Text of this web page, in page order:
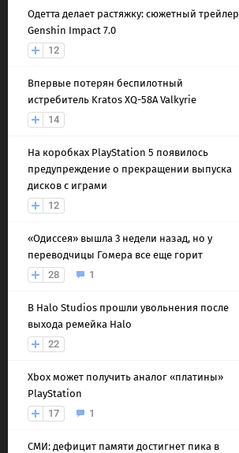
Одетта делает растяжку: сюжетный трейлер
Genshin Impact 7.0
12
Впервые потерян беспилотный
истребитель Kratos XQ-58A Valkyrie
14
На коробках PlayStation 5 появилось
предупреждение о прекращении выпуска
дисков с играми
12
«Одиссея» вышла 3 недели назад, но у
переводчицы Гомера все еще горит
28
1
В Halo Studios прошли увольнения после
выхода ремейка Halo
22
Xbox может получить аналог «платины»
PlayStation
17
1
СМИ: дефицит памяти достигнет пика в